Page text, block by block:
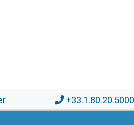
+33.1.80.20.5000